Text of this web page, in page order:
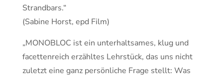
Strandbars.“
(Sabine Horst, epd Film)
„MONOBLOC ist ein unterhaltsames, klug und
facettenreich erzähltes Lehrstück, das uns nicht
zuletzt eine ganz persönliche Frage stellt: Was